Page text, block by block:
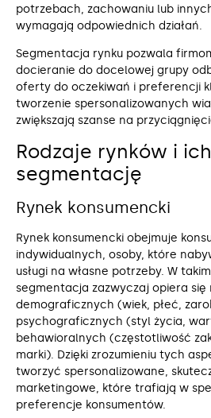
potrzebach, zachowaniu lub
wymagają odpowiednich działań.
Segmentacja rynku pozwala
docieranie do docelowej grupy
oferty do oczekiwań i preferencji
tworzenie spersonalizowanych
zwiększają szanse na
Rodzaje rynków i
segmentację
Rynek konsumencki
Rynek konsumencki obejmuje
indywidualnych, osoby, które
usługi na własne potrzeby. W
segmentacja zazwyczaj opiera
demograficznych (wiek, płeć,
psychograficznych (styl życia,
behawioralnych (częstotliwość
marki). Dzięki zrozumieniu tych
tworzyć spersonalizowane,
marketingowe, które trafiają w
preferencje konsumentów.